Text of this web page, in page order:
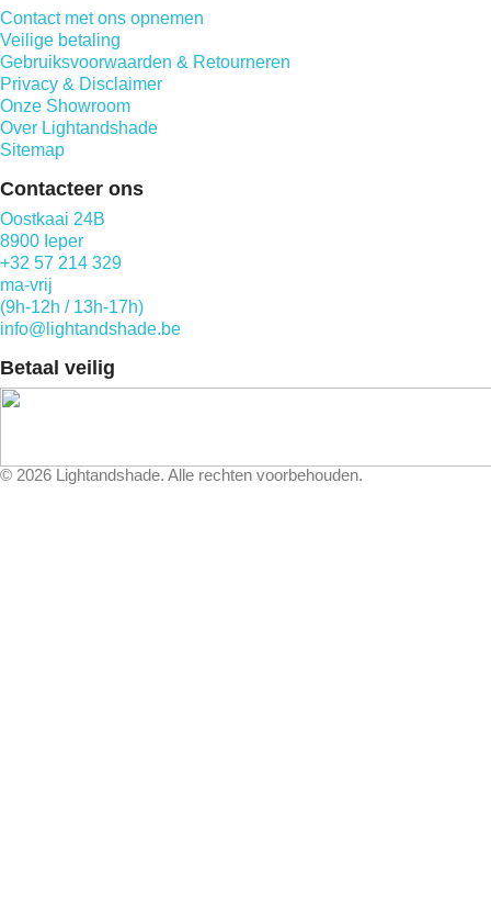
Contact met ons opnemen
Veilige betaling
Gebruiksvoorwaarden & Retourneren
Privacy & Disclaimer
Onze Showroom
Over Lightandshade
Sitemap
Contacteer ons
Oostkaai 24B
8900 Ieper
+32 57 214 329
ma-vrij
(9h-12h / 13h-17h)
info@lightandshade.be
Betaal veilig
© 2026 Lightandshade. Alle rechten voorbehouden.